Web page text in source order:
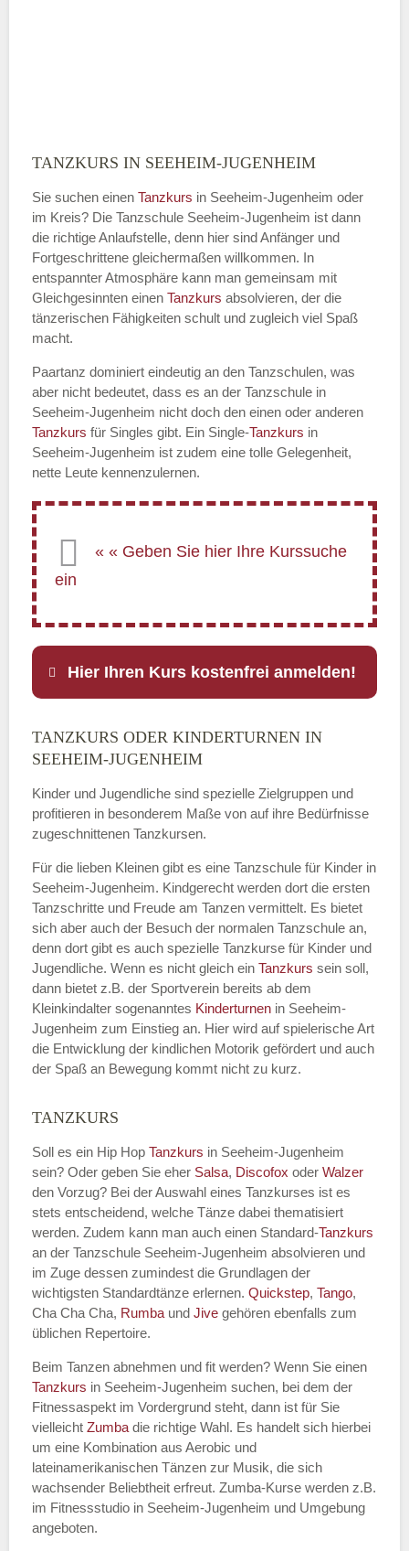
TANZKURS IN SEEHEIM-JUGENHEIM
Sie suchen einen Tanzkurs in Seeheim-Jugenheim oder
im Kreis? Die Tanzschule Seeheim-Jugenheim ist dann
die richtige Anlaufstelle, denn hier sind Anfänger und
Fortgeschrittene gleichermaßen willkommen. In
entspannter Atmosphäre kann man gemeinsam mit
Gleichgesinnten einen Tanzkurs absolvieren, der die
tänzerischen Fähigkeiten schult und zugleich viel Spaß
macht.
Paartanz dominiert eindeutig an den Tanzschulen, was
aber nicht bedeutet, dass es an der Tanzschule in
Seeheim-Jugenheim nicht doch den einen oder anderen
Tanzkurs für Singles gibt. Ein Single-Tanzkurs in
Seeheim-Jugenheim ist zudem eine tolle Gelegenheit,
nette Leute kennenzulernen.
Hier Ihren Kurs kostenfrei anmelden!
Name*
E-Mail*
Name der Tanzschule
Kontakt E-Mail
Name des Tanzkurs
Tanzart*
TANZKURS ODER KINDERTURNEN IN
SEEHEIM-JUGENHEIM
Kinder und Jugendliche sind spezielle Zielgruppen und
profitieren in besonderem Maße von auf ihre Bedürfnisse
zugeschnittenen Tanzkursen.
Für die lieben Kleinen gibt es eine Tanzschule für Kinder in
Seeheim-Jugenheim. Kindgerecht werden dort die ersten
Tanzschritte und Freude am Tanzen vermittelt. Es bietet
sich aber auch der Besuch der normalen Tanzschule an,
denn dort gibt es auch spezielle Tanzkurse für Kinder und
Jugendliche. Wenn es nicht gleich ein Tanzkurs sein soll,
dann bietet z.B. der Sportverein bereits ab dem
Kleinkindalter sogenanntes Kinderturnen in Seeheim-
Jugenheim zum Einstieg an. Hier wird auf spielerische Art
die Entwicklung der kindlichen Motorik gefördert und auch
der Spaß an Bewegung kommt nicht zu kurz.
TANZKURS
Soll es ein Hip Hop Tanzkurs in Seeheim-Jugenheim
sein? Oder geben Sie eher Salsa, Discofox oder Walzer
den Vorzug? Bei der Auswahl eines Tanzkurses ist es
stets entscheidend, welche Tänze dabei thematisiert
werden. Zudem kann man auch einen Standard-Tanzkurs
an der Tanzschule Seeheim-Jugenheim absolvieren und
im Zuge dessen zumindest die Grundlagen der
wichtigsten Standardtänze erlernen. Quickstep, Tango,
Cha Cha Cha, Rumba und Jive gehören ebenfalls zum
üblichen Repertoire.
Beim Tanzen abnehmen und fit werden? Wenn Sie einen
Tanzkurs in Seeheim-Jugenheim suchen, bei dem der
Fitnessaspekt im Vordergrund steht, dann ist für Sie
vielleicht Zumba die richtige Wahl. Es handelt sich hierbei
um eine Kombination aus Aerobic und
lateinamerikanischen Tänzen zur Musik, die sich
wachsender Beliebtheit erfreut. Zumba-Kurse werden z.B.
im Fitnessstudio in Seeheim-Jugenheim und Umgebung
angeboten.